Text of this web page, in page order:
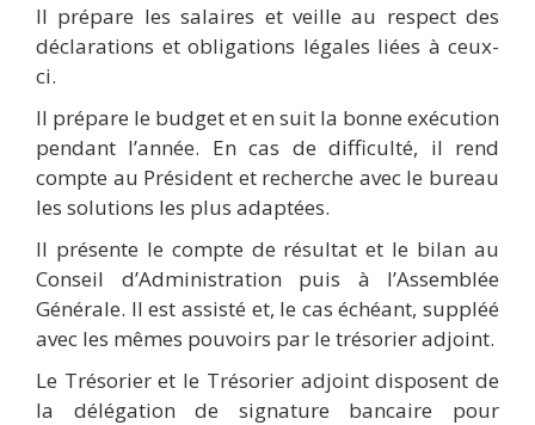
Il prépare les salaires et veille au respect des
déclarations et obligations légales liées à ceux-
ci.
Il prépare le budget et en suit la bonne exécution
pendant l’année. En cas de difficulté, il rend
compte au Président et recherche avec le bureau
les solutions les plus adaptées.
Il présente le compte de résultat et le bilan au
Conseil d’Administration puis à l’Assemblée
Générale. Il est assisté et, le cas échéant, suppléé
avec les mêmes pouvoirs par le trésorier adjoint.
Le Trésorier et le Trésorier adjoint disposent de
la délégation de signature bancaire pour